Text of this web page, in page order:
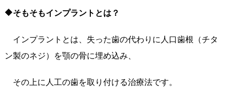
🔶そもそもインプラントとは？
インプラントとは、失った歯の代わりに人口歯根（チタ
ン製のネジ）を顎の骨に埋め込み、
その上に人工の歯を取り付ける治療法です。